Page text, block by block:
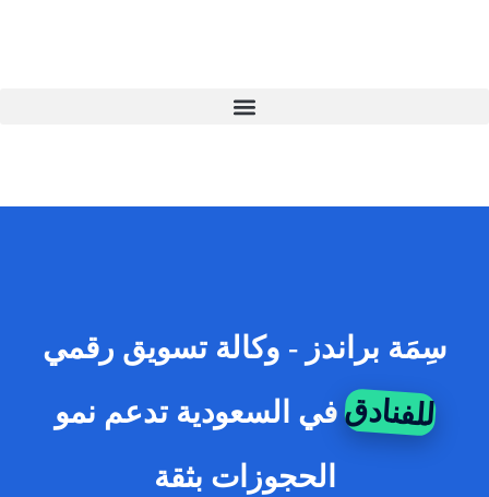
سِمَة براندز - وكالة تسويق رقمي
للفنادقفي السعودية تدعم نمو
الحجوزات بثقة